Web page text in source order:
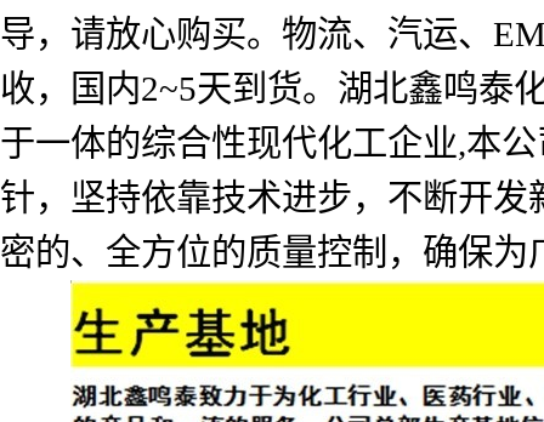
导，请放心购买。物流、汽运、
收，国内2~5天到货。湖北鑫鸣泰
于一体的综合性现代化工企业,本
针，坚持依靠技术进步，不断开
密的、全方位的质量控制，确保